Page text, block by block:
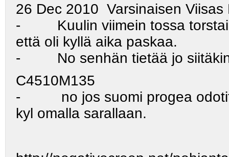
26 Dec 2010 Varsinaisen Viisas
- Kuulin viimein tossa
että oli kyllä aika paskaa.
- No senhän tietää jo siitäkin
C4510M135
- no jos suomi progea odotit
kyl omalla sarallaan.